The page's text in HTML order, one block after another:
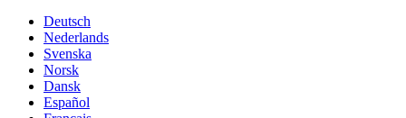
Deutsch
Nederlands
Svenska
Norsk
Dansk
Español